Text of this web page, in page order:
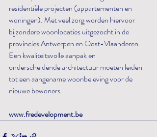
residentiële projecten (appartementen en
woningen). Met veel zorg worden hiervoor
bijzondere woonlocaties uitgezocht in de
provincies Antwerpen en Oost-Vlaanderen.
Een kwaliteitsvolle aanpak en
onderscheidende architectuur moeten leiden
tot een aangename woonbeleving voor de
nieuwe bewoners.
www.fredevelopment.be